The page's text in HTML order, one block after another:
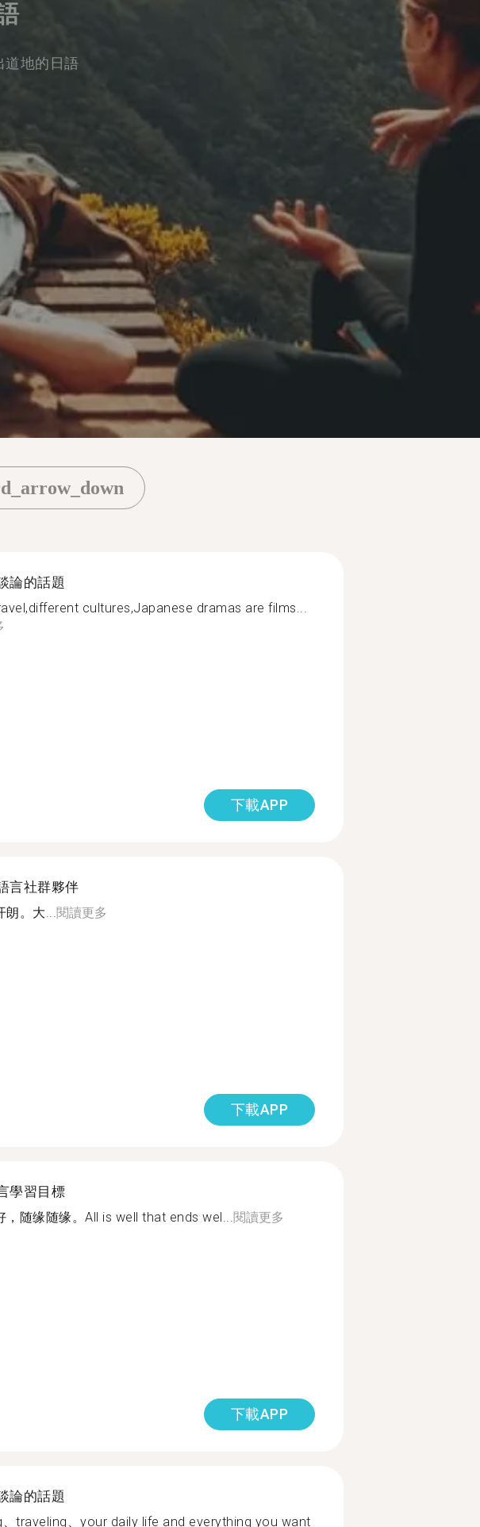
道地的日語
論的話題
cultures,Japanese dramas are films...
下載APP
言社群夥伴
朗。大...閱讀更多
下載APP
學習目標
，随缘随缘。All is well that ends wel...閱讀更多
下載APP
論的話題
、traveling、your daily life and everything you want